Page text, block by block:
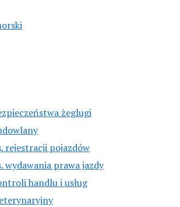
żeglugi
rejestracji pojazdów
wydawania prawa jazdy
handlu i usług